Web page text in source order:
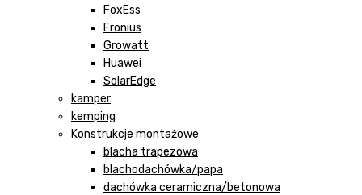
FoxEss
Fronius
Growatt
Huawei
SolarEdge
kamper
kemping
Konstrukcje montażowe
blacha trapezowa
blachodachówka/papa
dachówka ceramiczna/betonowa